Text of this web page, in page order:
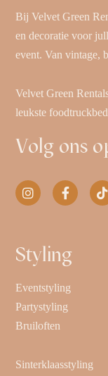
Bij Velvet Green
en decoratie voor
event. Van vintage,
Velvet Green
leukste
Volg ons
Styling
Eventstyling
Partystyling
Bruiloften
Sinterklaasstyling